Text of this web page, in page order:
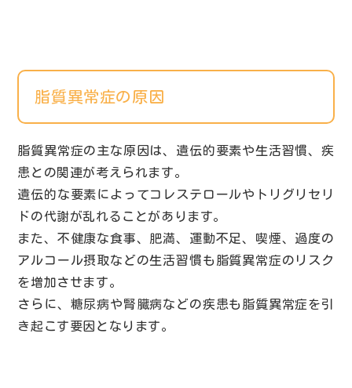
脂質異常症の原因
脂質異常症の主な原因は、遺伝的要素や生活習慣、疾
患との関連が考えられます。
遺伝的な要素によってコレステロールやトリグリセリ
ドの代謝が乱れることがあります。
また、不健康な食事、肥満、運動不足、喫煙、過度の
アルコール摂取などの生活習慣も脂質異常症のリスク
を増加させます。
さらに、糖尿病や腎臓病などの疾患も脂質異常症を引
き起こす要因となります。